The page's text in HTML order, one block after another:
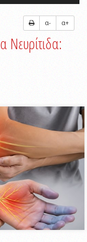
α- α+
Νευρίτιδα: